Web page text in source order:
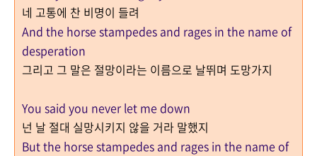
네 고통에 찬 비명이 들려
And the horse stampedes and rages in the name of
desperation
그리고 그 말은 절망이라는 이름으로 날뛰며 도망가지
You said you never let me down
넌 날 절대 실망시키지 않을 거라 말했지
But the horse stampedes and rages in the name of